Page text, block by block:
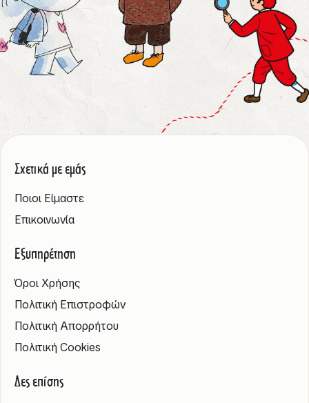
Σχετικά με εμάς
Ποιοι Είμαστε
Επικοινωνία
Εξυπηρέτηση
Όροι Χρήσης
Πολιτική Επιστροφών
Πολιτική Απορρήτου
Πολιτική Cookies
Δες επίσης